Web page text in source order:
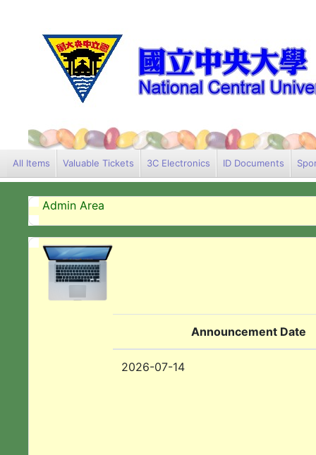
All Items Valuable Tickets 3C Electronics ID Documents
Admin Area
Announcement Date
2026-07-14